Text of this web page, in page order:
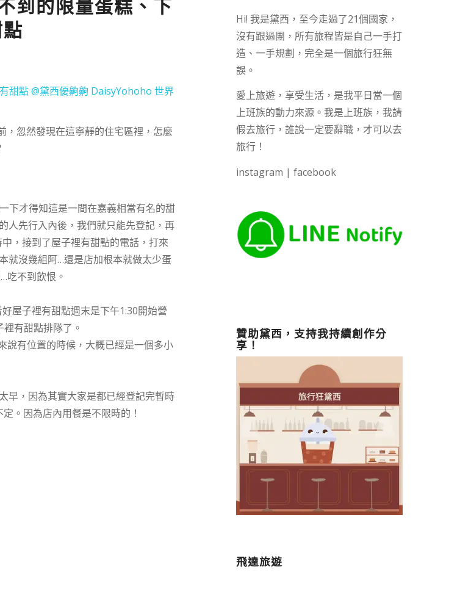
到的限量蛋糕、下
，忽然發現在這寧靜的住宅區裡，怎麼
下才得知這是一間在嘉義相當有名的甜
人先行入內後，我們就只能先登記，再
，接到了屋子裡有甜點的電話，打來
就沒幾組阿…還是店加根本就做太少蛋
吃不到飲恨。
屋子裡有甜點週末是下午1:30開始營
有甜點排隊了。
說有位置的時候，大概已經是一個多小
早，因為其實大家是都已經登記完暫時
。因為店內用餐是不限時的！
Hi! 我是黛西，至今走過了21個國家，
沒有跟過團，所有旅程皆是自己一手打
造、一手規劃，完全是一個旅行狂無
誤。
愛上旅遊，享受生活，是我平日當一個
上班族的動力來源。我是上班族，我請
假去旅行，誰說一定要辭職，才可以去
旅行！
instagram | facebook
贊助黛西，支持我持續創作分
享！
飛達旅遊